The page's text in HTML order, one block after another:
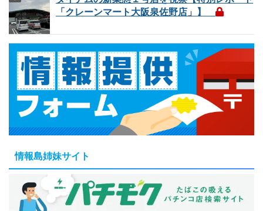
「クレーンマート大阪泉佐野店」】
情報島姉妹サイト